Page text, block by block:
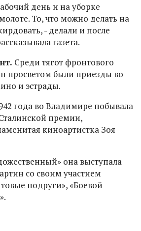
день и на уборке
То, что можно делать на
- делали и после
газета.
Среди тягот фронтового
просветом были приезды во
и эстрады.
года во Владимире побывала
премии,
киноартистка Зоя
она выступала
со своим участием
подруги», «Боевой